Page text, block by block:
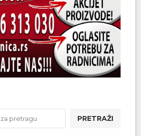
PRETRAŽI